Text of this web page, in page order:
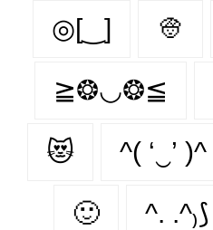
◎[‿] 👳
≧❂◡❂≦
😻 ^( ‘‿’ )^
🙂‍ ^. .^₎⟆